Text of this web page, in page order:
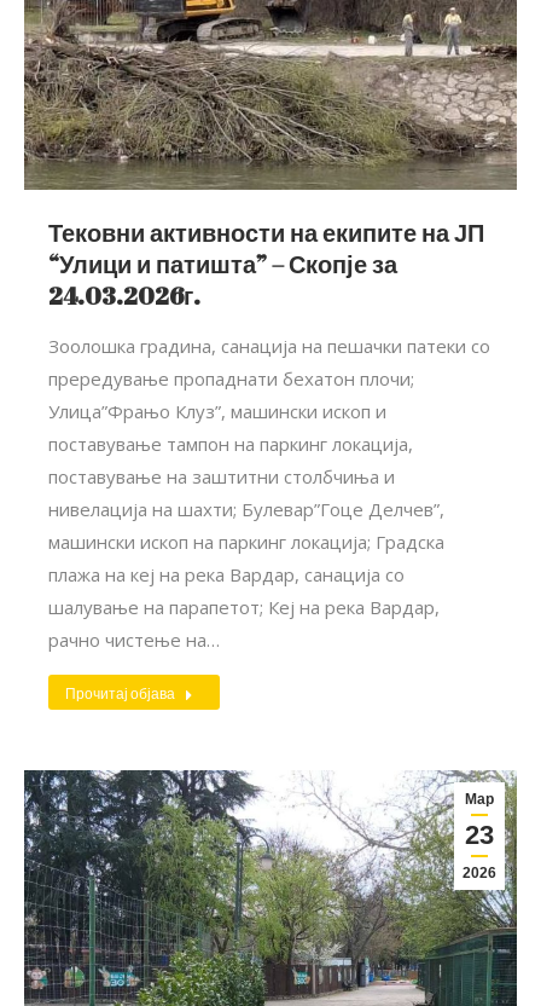
Тековни активности на екипите на ЈП
“Улици и патишта” – Скопје за
24.03.2026г.
Зоолошка градина, санација на пешачки патеки со
прередување пропаднати бехатон плочи;
Улица”Фрањо Клуз”, машински ископ и
поставување тампон на паркинг локација,
поставување на заштитни столбчиња и
нивелација на шахти; Булевар”Гоце Делчев”,
машински ископ на паркинг локација; Градска
плажа на кеј на река Вардар, санација со
шалување на парапетот; Кеј на река Вардар,
рачно чистење на…
Прочитај објава
Мар
23
2026